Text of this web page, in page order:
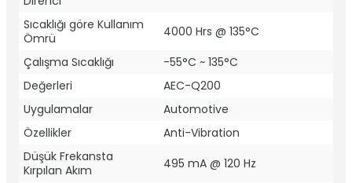
Sıcaklığı göre Kullanım
Ömrü
4000 Hrs @ 135°C
Çalışma Sıcaklığı
-55°C ~ 135°C
Değerleri
AEC-Q200
Uygulamalar
Automotive
Özellikler
Anti-Vibration
Düşük Frekansta
Kırpılan Akım
495 mA @ 120 Hz